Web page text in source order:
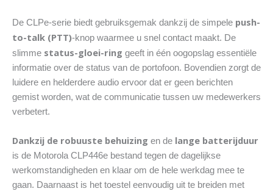
De CLPe-serie biedt gebruiksgemak dankzij de simpele push-
to-talk (PTT)-knop waarmee u snel contact maakt. De
slimme status-gloei-ring geeft in één oogopslag essentiële
informatie over de status van de portofoon. Bovendien zorgt de
luidere en helderdere audio ervoor dat er geen berichten
gemist worden, wat de communicatie tussen uw medewerkers
verbetert.
Dankzij de robuuste behuizing en de lange batterijduur
is de Motorola CLP446e bestand tegen de dagelijkse
werkomstandigheden en klaar om de hele werkdag mee te
gaan. Daarnaast is het toestel eenvoudig uit te breiden met